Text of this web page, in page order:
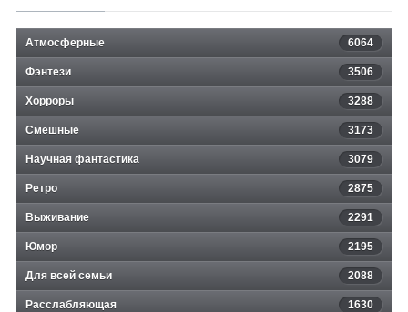
Атмосферные 6064
Фэнтези 3506
Хорроры 3288
Смешные 3173
Научная фантастика 3079
Ретро 2875
Выживание 2291
Юмор 2195
Для всей семьи 2088
Расслабляющая 1630